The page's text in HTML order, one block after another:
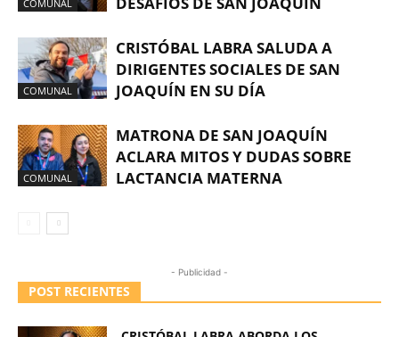
COMUNAL
COMUNAL
CRISTÓBAL LABRA SALUDA A
DIRIGENTES SOCIALES DE SAN
JOAQUÍN EN SU DÍA
COMUNAL
MATRONA DE SAN JOAQUÍN
ACLARA MITOS Y DUDAS SOBRE
LACTANCIA MATERNA
- Publicidad -
POST RECIENTES